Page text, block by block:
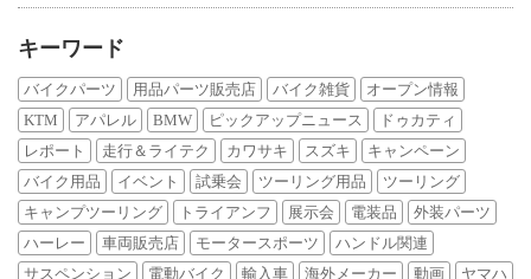
キーワード
バイクパーツ 用品パーツ販売店 バイク雑貨
オープン情報
KTM
アパレル BMW ピックアップニュース
ドゥカティ
レポート
走行＆ライテク カワサキ スズキ
キャンペーン
バイク用品
イベント 試乗会 ツーリング用品
ツーリング
キャンプツーリング
トライアンフ 展示会 電装品
外装パーツ
ハーレー
車両販売店 モータースポーツ
ハンドル関連
サスペンション
電動バイク 輸入車 海外メーカー 動画 ヤマハ